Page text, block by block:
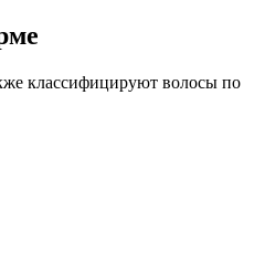
классифицируют волосы по